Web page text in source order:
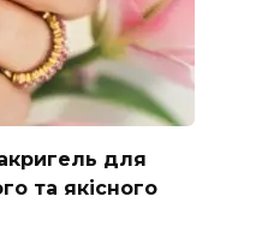
для
та якісного